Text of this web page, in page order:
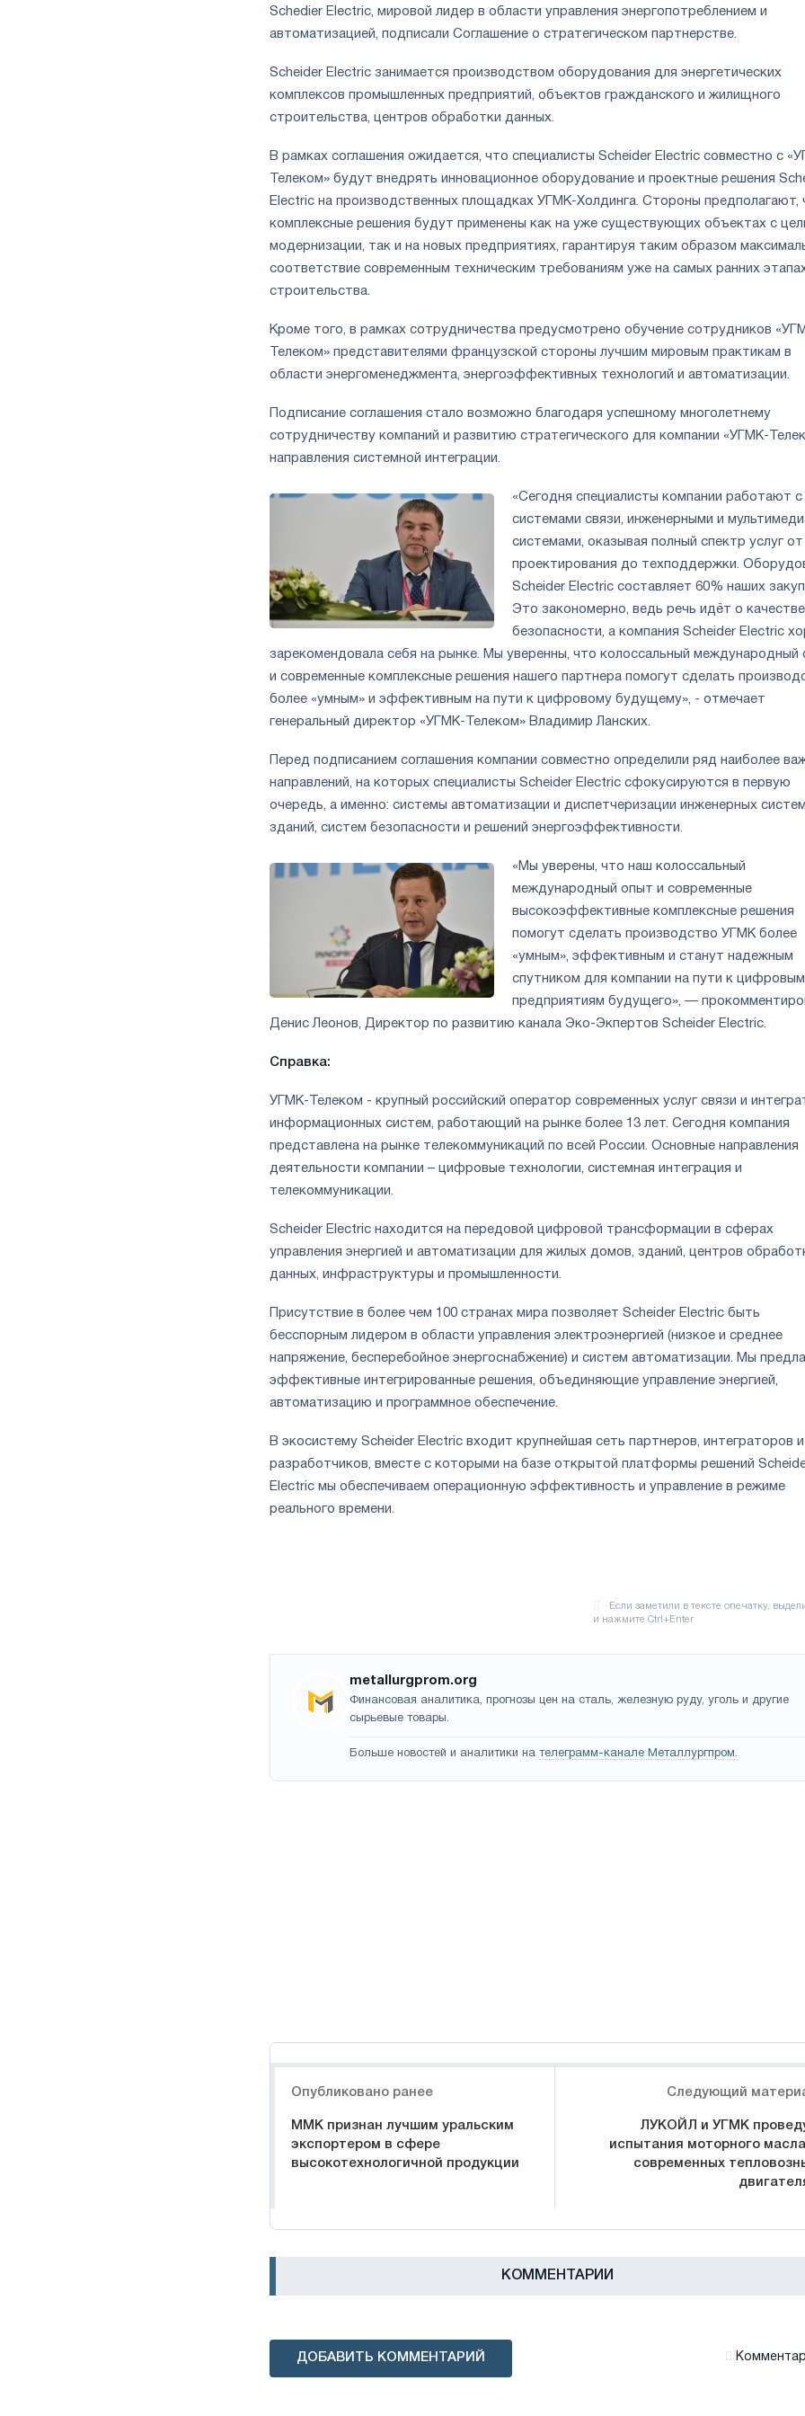
Schedier Electric, мировой лидер в области управления энергопотреблением и
автоматизацией, подписали Соглашение о стратегическом партнерстве.
Scheider Electric занимается производством оборудования для энергетических
комплексов промышленных предприятий, объектов гражданского и жилищного
строительства, центров обработки данных.
В рамках соглашения ожидается, что специалисты Scheider Electric совместно с
Телеком» будут внедрять инновационное оборудование и проектные решения
Electric на производственных площадках УГМК-Холдинга. Стороны предполагают,
комплексные решения будут применены как на уже существующих объектах с
модернизации, так и на новых предприятиях, гарантируя таким образом
соответствие современным техническим требованиям уже на самых ранних
строительства.
Кроме того, в рамках сотрудничества предусмотрено обучение сотрудников
Телеком» представителями французской стороны лучшим мировым практикам в
области энергоменеджмента, энергоэффективных технологий и автоматизации.
Подписание соглашения стало возможно благодаря успешному многолетнему
сотрудничеству компаний и развитию стратегического для компании «УГМК-
направления системной интеграции.
«Сегодня специалисты компании работают с
системами связи, инженерными и
системами, оказывая полный спектр услуг от
проектирования до техподдержки.
Scheider Electric составляет 60% наших
Это закономерно, ведь речь идёт о
безопасности, а компания Scheider Electric
зарекомендовала себя на рынке. Мы уверенны, что колоссальный международный
и современные комплексные решения нашего партнера помогут сделать
более «умным» и эффективным на пути к цифровому будущему», - отмечает
генеральный директор «УГМК-Телеком» Владимир Ланских.
Перед подписанием соглашения компании совместно определили ряд наиболее
направлений, на которых специалисты Scheider Electric сфокусируются в первую
очередь, а именно: системы автоматизации и диспетчеризации инженерных систем
зданий, систем безопасности и решений энергоэффективности.
«Мы уверены, что наш колоссальный
международный опыт и современные
высокоэффективные комплексные решения
помогут сделать производство УГМК более
«умным», эффективным и станут надежным
спутником для компании на пути к цифровым
предприятиям будущего», —
Денис Леонов, Директор по развитию канала Эко-Экпертов Scheider Electric.
Справка:
УГМК-Телеком - крупный российский оператор современных услуг связи и
информационных систем, работающий на рынке более 13 лет. Сегодня компания
представлена на рынке телекоммуникаций по всей России. Основные направления
деятельности компании – цифровые технологии, системная интеграция и
телекоммуникации.
Scheider Electric находится на передовой цифровой трансформации в сферах
управления энергией и автоматизации для жилых домов, зданий, центров
данных, инфраструктуры и промышленности.
Присутствие в более чем 100 странах мира позволяет Scheider Electric быть
бесспорным лидером в области управления электроэнергией (низкое и среднее
напряжение, бесперебойное энергоснабжение) и систем автоматизации. Мы
эффективные интегрированные решения, объединяющие управление энергией,
автоматизацию и программное обеспечение.
В экосистему Scheider Electric входит крупнейшая сеть партнеров, интеграторов и
разработчиков, вместе с которыми на базе открытой платформы решений
Electric мы обеспечиваем операционную эффективность и управление в режиме
реального времени.
metallurgprom.org
Финансовая аналитика, прогнозы цен на сталь, железную руду, уголь и другие
сырьевые товары.
Больше новостей и аналитики на телеграмм-канале Металлургпром.
Опубликовано ранее
ММК признан лучшим уральским
экспортером в сфере
высокотехнологичной продукции
Следующий
ЛУКОЙЛ и УГМК
испытания моторного
современных
КОММЕНТАРИИ
ДОБАВИТЬ КОММЕНТАРИЙ